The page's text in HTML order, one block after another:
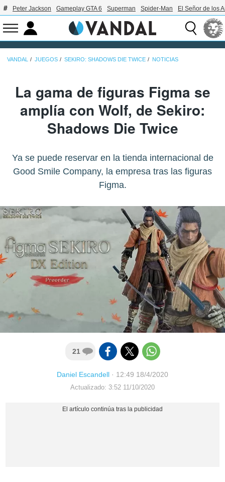
Peter Jackson Gameplay GTA 6 Superman Spider-Man El Señor de los
VANDAL JUEGOS SEKIRO: SHADOWS DIE TWICE NOTICIAS
La gama de figuras Figma se
amplía con Wolf, de Sekiro:
Shadows Die Twice
Ya se puede reservar en la tienda internacional de
Good Smile Company, la empresa tras las figuras
Figma.
21
Daniel Escandell · 12:49 18/4/2020
Actualizado: 3:52 11/10/2020